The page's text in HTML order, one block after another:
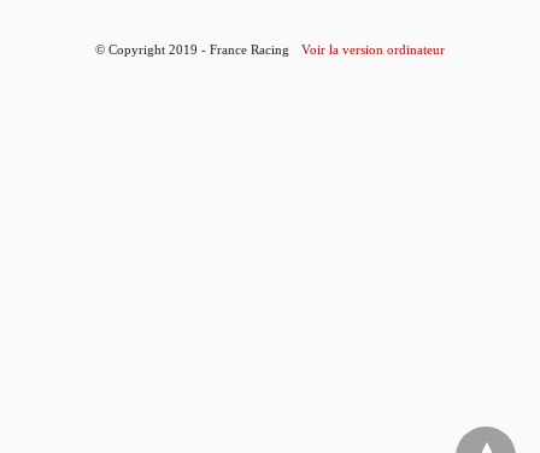
© Copyright 2019 - France Racing Voir la version ordinateur